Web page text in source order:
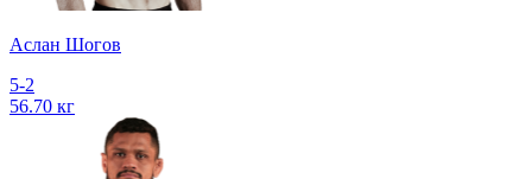
Аслан Шогов
5-2
56.70 кг